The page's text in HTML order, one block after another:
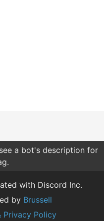
a bot's description for
with Discord Inc.
by Brussell
Privacy Policy